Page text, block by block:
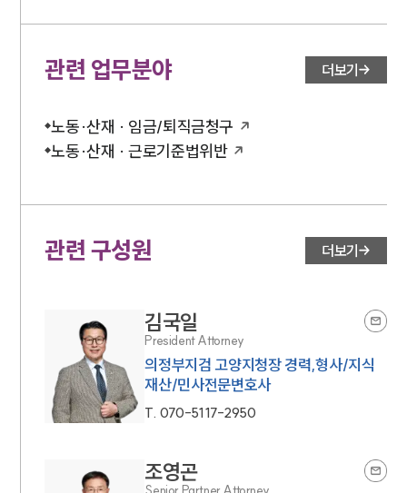
관련 업무분야 더보기
노동·산재 · 임금/퇴직금청구
노동·산재 · 근로기준법위반
관련 구성원 더보기
김국일
President Attorney
의정부지검 고양지청장 경력,형사/지식
재산/민사전문변호사
T. 070-5117-2950
조영곤